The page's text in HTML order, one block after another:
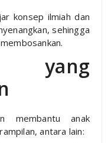
konsep ilmiah dan
sehingga
yang
membantu anak
antara lain: